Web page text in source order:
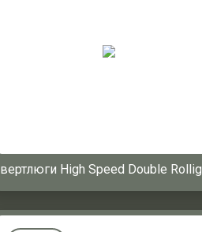
вертлюги High Speed Double Rollig